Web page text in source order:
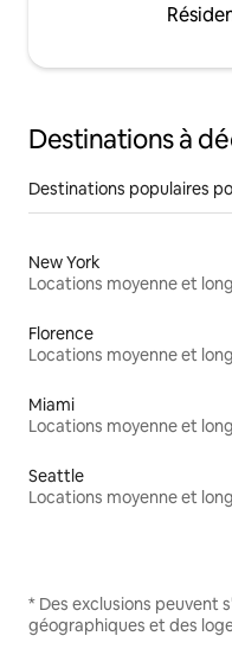
Destinations à
Destinations populaires
New York
Florence
Miami
Seattle
* Des exclusions peuvent
géographiques et des